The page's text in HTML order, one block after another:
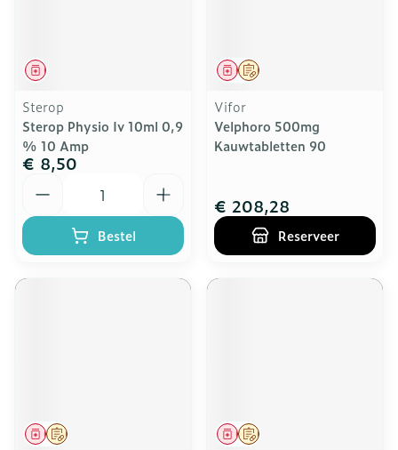
Geneesmiddel
Sterop
Sterop Physio Iv 10ml 0,9
% 10 Amp
€ 8,50
Bestel
Op voorschrift
Geneesmiddel
Vifor
Velphoro 500mg
Kauwtabletten 90
€ 208,28
Reserveer
Op voorschrift
Geneesmiddel Op voorschrift
Geneesmiddel